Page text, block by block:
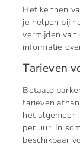
Het kennen
je helpen bij
vermijden
informatie
Tarieven
Betaald
tarieven
het
per uur. In
beschikbaar